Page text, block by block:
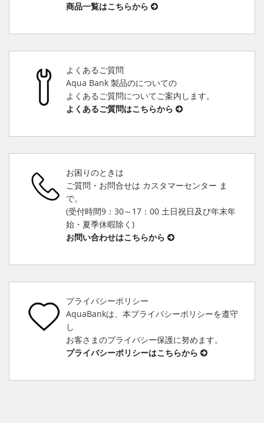
商品一覧はこちらから
よくあるご質問
Aqua Bank 製品のについての
よくあるご質問についてご案内します。
よくあるご質問はこちらから
お困りのときは
ご質問・お問合せは カスタマーセンター ま
で。
(受付時間9：30～17：00 土日祝日及び年末年
始・夏季休暇除く)
お問い合わせはこちらから
プライバシーポリシー
AquaBankは、本プライバシーポリシーを遵守
し
お客さまのプライバシー保護に努めます。
プライバシーポリシーはこちらから